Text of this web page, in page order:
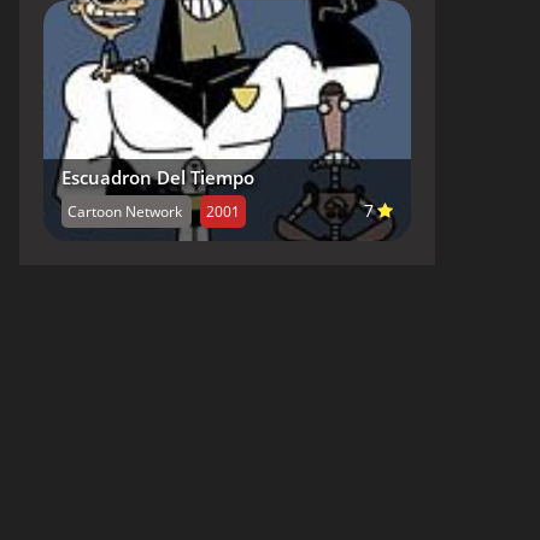
Escuadron Del Tiempo
Cartoon Network 2001 7